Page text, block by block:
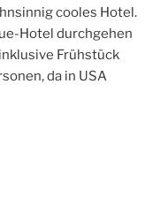
cooles Hotel.
Hotel durchgehen
Frühstück
da in USA